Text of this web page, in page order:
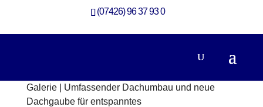
(07426) 96 37 93 0
Galerie | Umfassender Dachumbau und neue
Dachgaube für entspanntes